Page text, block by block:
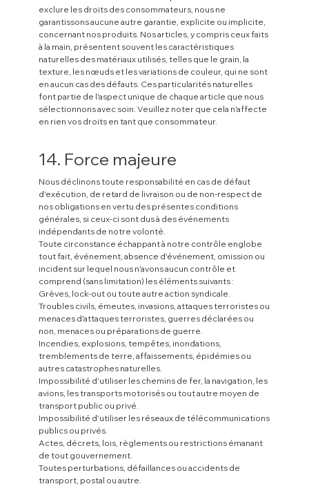
exclure les droits des consommateurs, nous ne
garantissons aucune autre garantie, explicite ou implicite,
concernant nos produits. Nos articles, y compris ceux faits
à la main, présentent souvent les caractéristiques
naturelles des matériaux utilisés, telles que le grain, la
texture, les nœuds et les variations de couleur, qui ne sont
en aucun cas des défauts. Ces particularités naturelles
font partie de l'aspect unique de chaque article que nous
sélectionnons avec soin. Veuillez noter que cela n'affecte
en rien vos droits en tant que consommateur.
14. Force majeure
Nous déclinons toute responsabilité en cas de défaut
d'exécution, de retard de livraison ou de non-respect de
nos obligations en vertu des présentes conditions
générales, si ceux-ci sont dus à des événements
indépendants de notre volonté.
Toute circonstance échappant à notre contrôle englobe
tout fait, événement, absence d'événement, omission ou
incident sur lequel nous n'avons aucun contrôle et
comprend (sans limitation) les éléments suivants :
Grèves, lock-out ou toute autre action syndicale.
Troubles civils, émeutes, invasions, attaques terroristes ou
menaces d'attaques terroristes, guerres déclarées ou
non, menaces ou préparations de guerre.
Incendies, explosions, tempêtes, inondations,
tremblements de terre, affaissements, épidémies ou
autres catastrophes naturelles.
Impossibilité d'utiliser les chemins de fer, la navigation, les
avions, les transports motorisés ou tout autre moyen de
transport public ou privé.
Impossibilité d'utiliser les réseaux de télécommunications
publics ou privés.
Actes, décrets, lois, règlements ou restrictions émanant
de tout gouvernement.
Toutes perturbations, défaillances ou accidents de
transport, postal ou autre.